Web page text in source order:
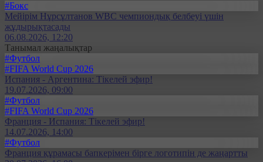
#Бокс
Мейірім Нұрсұлтанов WBC чемпиондық белбеуі үшін
жұдырықтасады
06.08.2026, 12:20
Танымал жаңалықтар
#Футбол
#FIFA World Cup 2026
Испания - Аргентина: Тікелей эфир!
19.07.2026, 09:00
#Футбол
#FIFA World Cup 2026
Франция - Испания: Тікелей эфир!
14.07.2026, 14:00
#Футбол
Франция құрамасы бапкерімен бірге логотипін де жаңартты